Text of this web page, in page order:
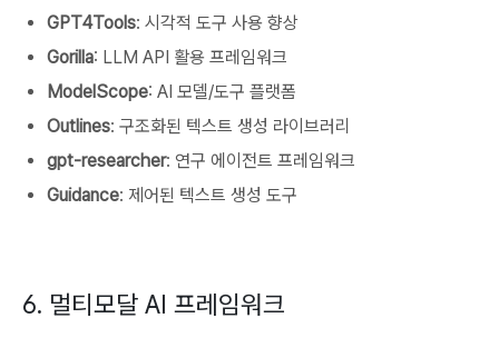
GPT4Tools: 시각적 도구 사용 향상
Gorilla: LLM API 활용 프레임워크
ModelScope: AI 모델/도구 플랫폼
Outlines: 구조화된 텍스트 생성 라이브러리
gpt-researcher: 연구 에이전트 프레임워크
Guidance: 제어된 텍스트 생성 도구
6. 멀티모달 AI 프레임워크